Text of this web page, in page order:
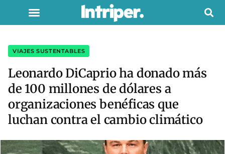
VIAJES SUSTENTABLES
Leonardo DiCaprio ha donado más
de 100 millones de dólares a
organizaciones benéficas que
luchan contra el cambio climático